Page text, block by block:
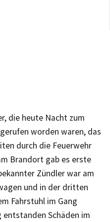
die heute Nacht zum
worden waren, das
durch die Feuerwehr
Brandort gab es erste
Zündler war am
und in der dritten
Fahrstuhl im Gang
Schäden im